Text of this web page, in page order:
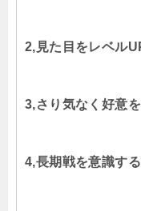
2,見た目をレベル
3,さり気なく好意
4,長期戦を意識する